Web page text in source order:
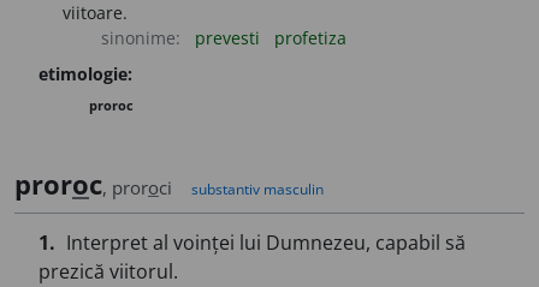
viitoare.
sinonime:
prevesti
profetiza
etimologie:
proroc
proroc, proroci substantiv masculin
1. Interpret al voinței lui Dumnezeu, capabil să
prezică viitorul.